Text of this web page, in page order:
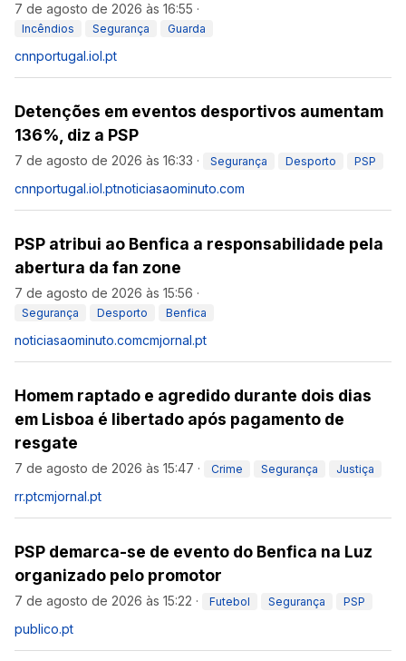
7 de agosto de 2026 às 16:55 ·
Incêndios Segurança Guarda
cnnportugal.iol.pt
Detenções em eventos desportivos aumentam
136%, diz a PSP
7 de agosto de 2026 às 16:33 · Segurança Desporto PSP
cnnportugal.iol.ptnoticiasaominuto.com
PSP atribui ao Benfica a responsabilidade pela
abertura da fan zone
7 de agosto de 2026 às 15:56 ·
Segurança Desporto Benfica
noticiasaominuto.comcmjornal.pt
Homem raptado e agredido durante dois dias
em Lisboa é libertado após pagamento de
resgate
7 de agosto de 2026 às 15:47 · Crime Segurança Justiça
rr.ptcmjornal.pt
PSP demarca-se de evento do Benfica na Luz
organizado pelo promotor
7 de agosto de 2026 às 15:22 · Futebol Segurança PSP
publico.pt